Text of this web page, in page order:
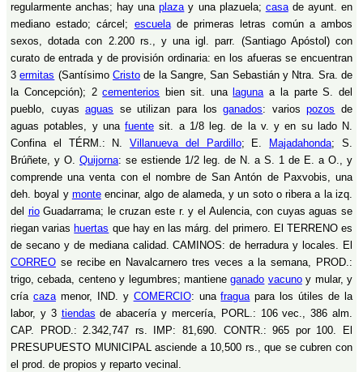
regularmente anchas; hay unaplazay una plazuela; casade ayunt. en
mediano estado; cárcel; escuelade primeras letras común a ambos
sexos, dotada con 2.200 rs., y una igl. parr. (Santiago Apóstol) con
curato de entrada y de provisión ordinaria: en los afueras se encuentran
3ermitas (SantísimoCristo de la Sangre, San Sebastián y Ntra. Sra. de
la Concepción); 2cementerios bien sit. una lagunaa la parte S. del
pueblo, cuyasaguas se utilizan para losganados: variospozos de
aguas potables, y una fuente sit. a 1/8 leg. de la v. y en su lado N.
Confina el TÉRM.: N.Villanueva del Pardillo; E. Majadahonda; S.
Brúñete, y O. Quijorna: se estiende 1/2 leg. de N. a S. 1 de E. a O., y
comprende una venta con el nombre de San Antón de Paxvobis, una
deh. boyal y monteencinar, algo de alameda, y un soto o ribera a la izq.
del rioGuadarrama; le cruzan este r. y el Aulencia, con cuyas aguas se
riegan varias huertas que hay en las márg. del primero. El TERRENO es
de secano y de mediana calidad. CAMINOS: de herradura y locales. El
CORREO se recibe en Navalcarnero tres veces a la semana, PROD.:
trigo, cebada, centeno y legumbres; mantieneganado vacunoy mular, y
cría cazamenor, IND. y COMERCIO: unafraguapara los útiles de la
labor, y 3 tiendas de abacería y mercería, PORL.: 106 vec., 386 alm.
CAP. PROD.: 2.342,747 rs. IMP: 81,690. CONTR.: 965 por 100. El
PRESUPUESTO MUNICIPAL asciende a 10,500 rs., que se cubren con
el prod. de propios y reparto vecinal.